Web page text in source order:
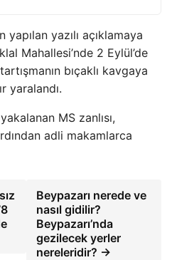
yazılı açıklamaya
Mahallesi’nde 2 Eylül’de
bıçaklı kavgaya
yaralandı.
MS zanlısı,
adli makamlarca
Beypazarı nerede ve
nasıl gidilir?
Beypazarı’nda
gezilecek yerler
nereleridir? →